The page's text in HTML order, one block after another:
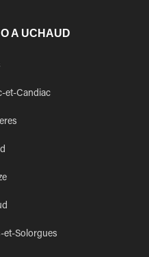
A UCHAUD
et-Candiac
et-Solorgues